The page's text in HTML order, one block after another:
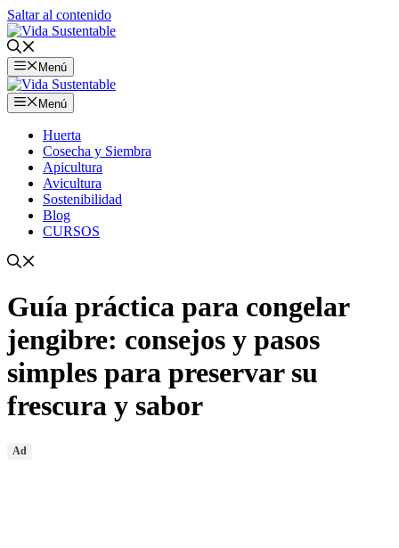
Saltar al contenido
Menú
Menú
Huerta
Cosecha y Siembra
Apicultura
Avicultura
Sostenibilidad
Blog
CURSOS
Guía práctica para congelar
jengibre: consejos y pasos
simples para preservar su
frescura y sabor
Ad